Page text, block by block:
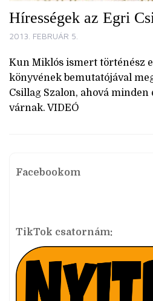
Hírességek az Egri
2013. FEBRUÁR 5.
Kun Miklós ismert történész
könyvének bemutatójával
Csillag Szalon, ahová
várnak. VIDEÓ
Facebookom
TikTok csatornám: